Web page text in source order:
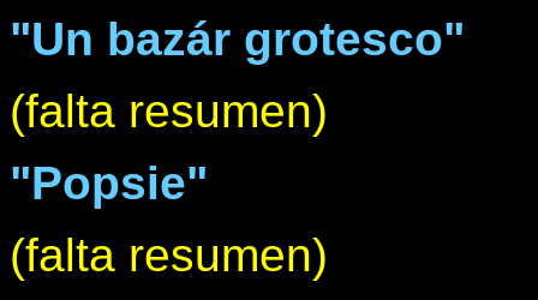
"Un bazár grotesco"
(falta resumen)
"Popsie"
(falta resumen)